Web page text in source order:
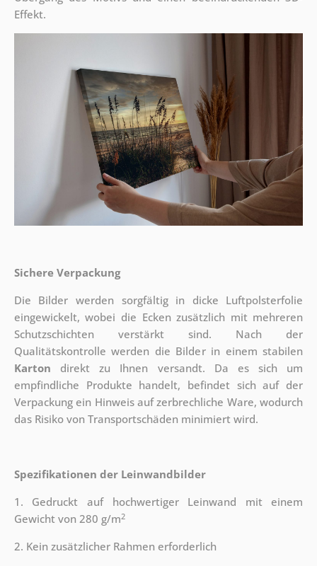
Effekt.
Sichere Verpackung
Die Bilder werden sorgfältig in dicke Luftpolsterfolie
eingewickelt, wobei die Ecken zusätzlich mit mehreren
Schutzschichten verstärkt sind. Nach der
Qualitätskontrolle werden die Bilder in einem stabilen
Karton direkt zu Ihnen versandt. Da es sich um
empfindliche Produkte handelt, befindet sich auf der
Verpackung ein Hinweis auf zerbrechliche Ware, wodurch
das Risiko von Transportschäden minimiert wird.
Spezifikationen der Leinwandbilder
1. Gedruckt auf hochwertiger Leinwand mit einem
Gewicht von 280 g/m2
2. Kein zusätzlicher Rahmen erforderlich